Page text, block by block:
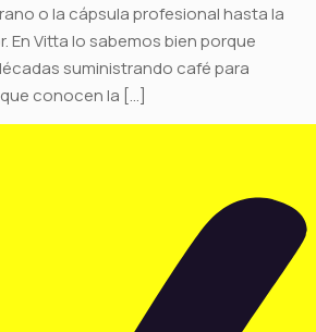
o la cápsula profesional hasta la
En Vitta lo sabemos bien porque
suministrando café para
conocen la […]